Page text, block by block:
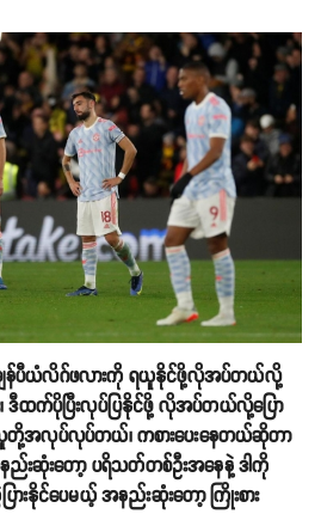
ျန်ပီယံလိဂ်ဖလားကို ရယူနိုင်ဖို့လိုအပ်တယ်လို့
ဒီထက်ပိုပြီးလုပ်ပြနိုင်ဖို့ လိုအပ်တယ်လို့ပြော
တို့အလုပ်လုပ်တယ်၊ ကစားပေးနေတယ်ဆိုတာ
ည်းဆုံးတော့ ပရိသတ်တစ်ဦးအနေနဲ့ ဒါကို
ားနိုင်ပေမယ့် အနည်းဆုံးတော့ ကြိုးစား